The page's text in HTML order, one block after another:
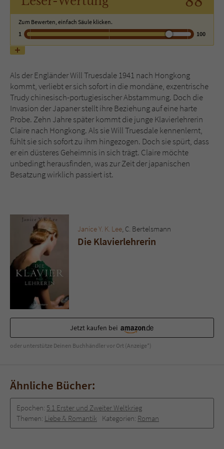
Zum Bewerten, einfach Säule klicken.
1
100
Als der Engländer Will Truesdale 1941 nach Hongkong
kommt, verliebt er sich sofort in die mondäne, exzentrische
Trudy chinesisch-portugiesischer Abstammung. Doch die
Invasion der Japaner stellt ihre Beziehung auf eine harte
Probe. Zehn Jahre später kommt die junge Klavierlehrerin
Claire nach Hongkong. Als sie Will Truesdale kennenlernt,
fühlt sie sich sofort zu ihm hingezogen. Doch sie spürt, dass
er ein düsteres Geheimnis in sich trägt. Claire möchte
unbedingt herausfinden, was zur Zeit der japanischen
Besatzung wirklich passiert ist.
Janice Y. K. Lee, C. Bertelsmann
Die Klavierlehrerin
Jetzt kaufen bei
oder unterstütze Deinen Buchhändler vor Ort (Anzeige*)
Ähnliche Bücher:
Epochen: 5.1 Erster und Zweiter Weltkrieg
Themen: Liebe & Romantik Kategorien: Roman
Name tx_pwcomments_ahash
Anbieter Literatur-Couch Medien GmbH & Co. KG
Zweck Cookie für Kommentare einzelner Buchtitel
Name fe_typo_user
Anbieter Literatur-Couch Medien GmbH & Co. KG
Laufzeit Session
Zweck
Sicherheitscode des Kontaktformulars zu
überprüfen.